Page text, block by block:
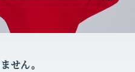
せん。